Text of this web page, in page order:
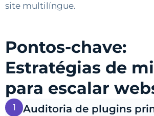
site multilíngue.
Pontos-chave:
Estratégias de
para escalar
1 Auditoria de plugins